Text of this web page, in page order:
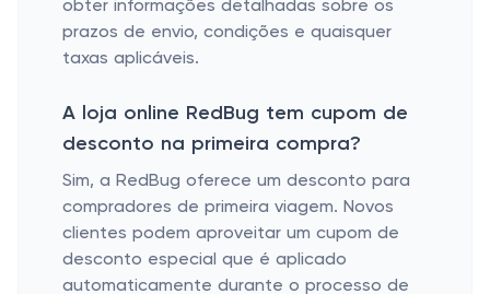
obter informações detalhadas sobre os
prazos de envio, condições e quaisquer
taxas aplicáveis.
A loja online RedBug tem cupom de
desconto na primeira compra?
Sim, a RedBug oferece um desconto para
compradores de primeira viagem. Novos
clientes podem aproveitar um cupom de
desconto especial que é aplicado
automaticamente durante o processo de